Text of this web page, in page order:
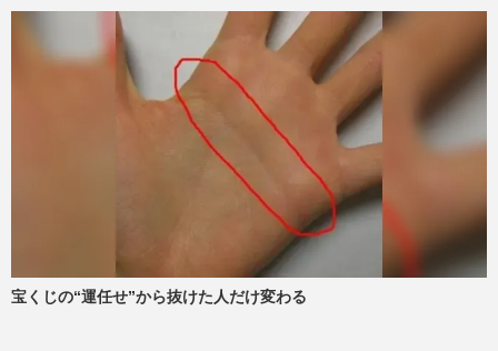
宝くじの“運任せ”から抜けた人だけ変わる